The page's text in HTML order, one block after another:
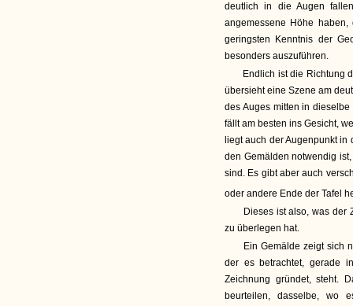
deutlich in die Augen
angemessene Höhe
geringsten Kenntnis der
besonders auszuführen.
Endlich ist die Richtung
übersieht eine Szene am
des Auges mitten in
fällt am besten ins Gesicht,
liegt auch der Augenpunkt
den Gemälden notwendig
sind. Es gibt aber auch
oder andere Ende der Tafel
Dieses ist also, was der
zu überlegen hat.
Ein Gemälde zeigt sich
der es betrachtet, gerade
Zeichnung gründet, steht.
beurteilen, dasselbe, wo